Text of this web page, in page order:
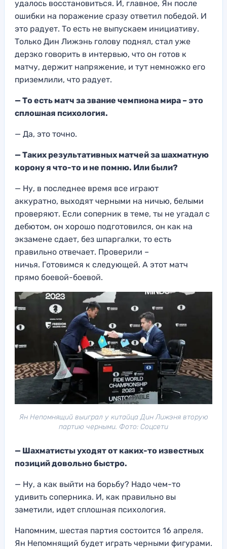
удалось восстановиться. И, главное, Ян после
ошибки на поражение сразу ответил победой. И
это радует. То есть не выпускаем инициативу.
Только Дин Лижэнь голову поднял, стал уже
дерзко говорить в интервью, что он готов к
матчу, держит напряжение, и тут немножко его
приземлили, что радует.
— То есть матч за звание чемпиона мира – это
сплошная психология.
— Да, это точно.
— Таких результативных матчей за шахматную
корону я что-то и не помню. Или были?
— Ну, в последнее время все играют
аккуратно, выходят черными на ничью, белыми
проверяют. Если соперник в теме, ты не угадал с
дебютом, он хорошо подготовился, он как на
экзамене сдает, без шпаргалки, то есть
правильно отвечает. Проверили –
ничья. Готовимся к следующей. А этот матч
прямо боевой-боевой.
Ян Непомнящий выиграл у китайца Дин Лижэня вторую
партию черными. Фото: Соцсети
— Шахматисты уходят от каких-то известных
позицийдовольно быстро.
— Ну, а как выйти на борьбу? Надо чем-то
удивить соперника. И, как правильно вы
заметили, идет сплошная психология.
Напомним, шестая партия состоится 16 апреля.
Ян Непомнящий будет играть черными фигурами.